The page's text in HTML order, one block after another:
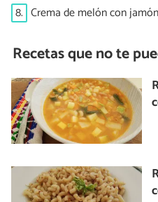
8. Crema de melón con jamón
Recetas que no te